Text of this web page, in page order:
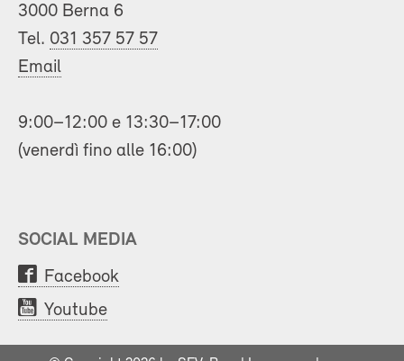
3000 Berna 6
Tel. 031 357 57 57
Email
9:00–12:00 e 13:30–17:00
(venerdì fino alle 16:00)
SOCIAL MEDIA
Facebook
Youtube